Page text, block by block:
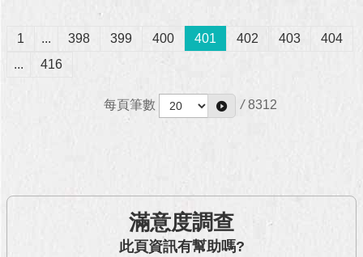
1 ... 398 399 400 401 402 403
404
...
416
每頁筆數 / 8312
滿意度調查
此頁資訊有幫助嗎?